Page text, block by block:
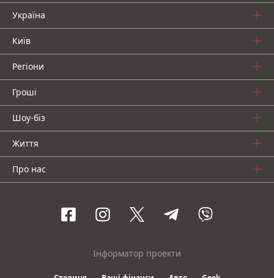
Україна
Київ
Регіони
Гроші
Шоу-біз
Життя
Про нас
Інформатор проекти